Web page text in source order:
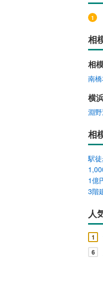
相
相
南
横
淵
相
駅
1億
3階
人
1
6